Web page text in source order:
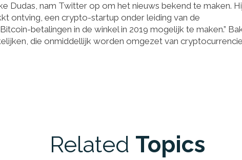
Dudas, nam Twitter op om het nieuws bekend te maken.
ontving, een crypto-startup onder leiding van de
betalingen in de winkel in 2019 mogelijk te maken.”
die onmiddellijk worden omgezet van
Related Topics